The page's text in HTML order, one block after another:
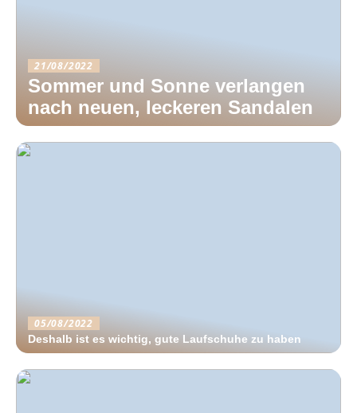
21/08/2022
Sommer und Sonne verlangen
nach neuen, leckeren Sandalen
05/08/2022
Deshalb ist es wichtig, gute Laufschuhe zu haben